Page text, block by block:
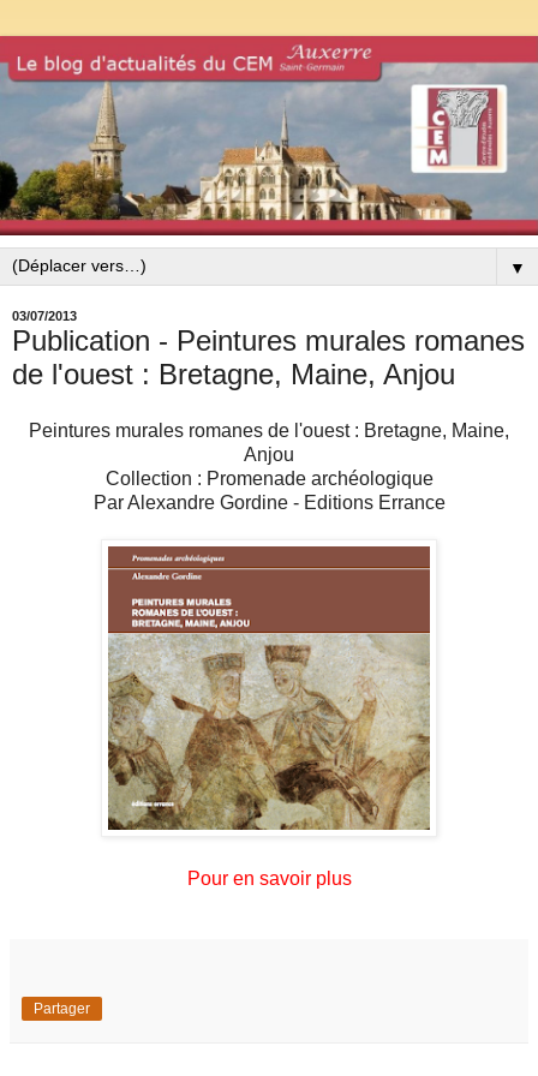
▼
03/07/2013
Publication - Peintures murales romanes
de l'ouest : Bretagne, Maine, Anjou
Peintures murales romanes de l'ouest : Bretagne, Maine,
Anjou
Collection : Promenade archéologique
Par Alexandre Gordine - Editions Errance
Pour en savoir plus
Partager